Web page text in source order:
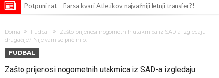
Potpuni rat – Barsa kvari Atletikov najvažniji letnji transfer?!
UEFA
Murinjo uvodi strogu disciplinu u Real Madrid. Ovo su tri nova
pravila
Arsenal za 138 miliona evra dovodi zvezdu Serie A?
Francuski sudac suočen s pritvorom zbog navoda o nasilju u
Doma Fudbal
Zašto prijenosi nogometnih utakmica iz SAD-a izgledaju
drugačije? Nije vam se pričinilo.
FUDBAL
Zašto prijenosi nogometnih utakmica iz SAD-a izgledaju